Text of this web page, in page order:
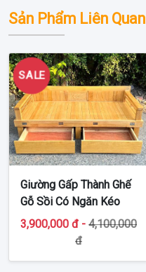
Sản Phẩm Liên Quan
SALE
Giường Gấp Thành Ghế
Gỗ Sồi Có Ngăn Kéo
TT-G14
3,900,000 đ - 4,100,000
đ